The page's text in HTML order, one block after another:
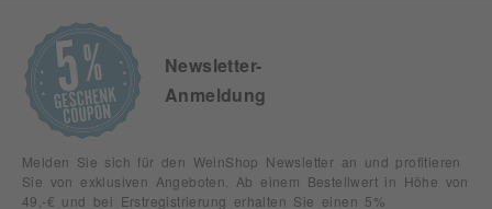
Newsletter-
Anmeldung
Melden Sie sich für den WeinShop Newsletter an und profitieren
Sie von exklusiven Angeboten. Ab einem Bestellwert in Höhe von
49,-€ und bei Erstregistrierung erhalten Sie einen 5%